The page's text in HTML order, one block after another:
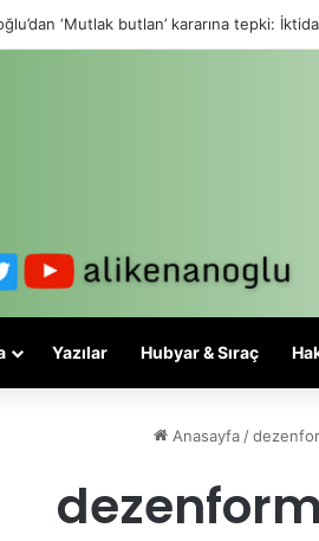
‘Mutlak butlan’ kararına tepki:
Yazılar Hubyar & Sıraç
Anasayfa /